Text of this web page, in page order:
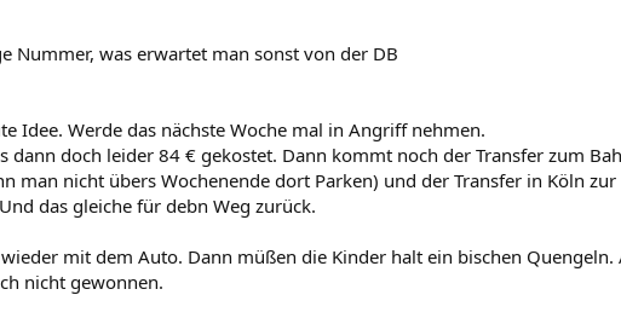
Nummer, was erwartet man sonst von der DB
Idee. Werde das nächste Woche mal in Angriff nehmen.
dann doch leider 84 € gekostet. Dann kommt noch der Transfer zum
man nicht übers Wochenende dort Parken) und der Transfer in Köln zur
das gleiche für debn Weg zurück.
mit dem Auto. Dann müßen die Kinder halt ein bischen Quengeln.
nicht gewonnen.